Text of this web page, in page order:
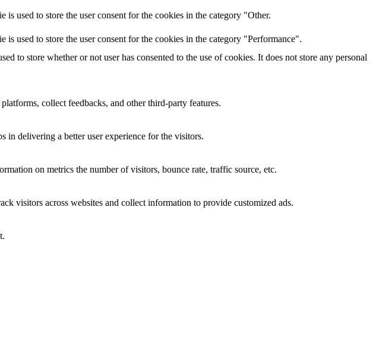
used to store the user consent for the cookies in the category "Other.
used to store the user consent for the cookies in the category "Performance".
to store whether or not user has consented to the use of cookies. It does not store any personal
collect feedbacks, and other third-party features.
in delivering a better user experience for the visitors.
on metrics the number of visitors, bounce rate, traffic source, etc.
visitors across websites and collect information to provide customized ads.